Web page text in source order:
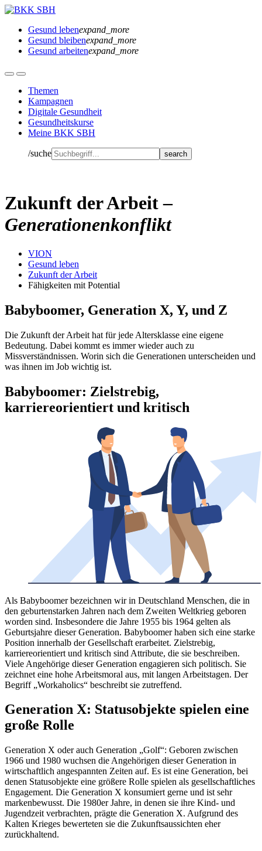
Gesund lebenexpand_more
Gesund bleibenexpand_more
Gesund arbeitenexpand_more
Themen
Kampagnen
Digitale Gesundheit
Gesundheitskurse
Meine BKK SBH
/suche
Zukunft der Arbeit –
Generationenkonflikt
VION
Gesund leben
Zukunft der Arbeit
Fähigkeiten mit Potential
Babyboomer, Generation X, Y, und Z
Die Zukunft der Arbeit hat für jede Altersklasse eine eigene
Bedeutung. Dabei kommt es immer wieder auch zu
Missverständnissen. Worin sich die Generationen unterscheiden und
was ihnen im Job wichtig ist.
Babyboomer: Zielstrebig,
karriereorientiert und kritisch
Als Babyboomer bezeichnen wir in Deutschland Menschen, die in
den geburtenstarken Jahren nach dem Zweiten Weltkrieg geboren
worden sind. Insbesondere die Jahre 1955 bis 1964 gelten als
Geburtsjahre dieser Generation. Babyboomer haben sich eine starke
Position innerhalb der Gesellschaft erarbeitet. Zielstrebig,
karriereorientiert und kritisch sind Attribute, die sie beschreiben.
Viele Angehörige dieser Generation engagieren sich politisch. Sie
zeichnet eine hohe Arbeitsmoral aus, mit langen Arbeitstagen. Der
Begriff „Workaholics“ beschreibt sie zutreffend.
Generation X: Statusobjekte spielen eine
große Rolle
Generation X oder auch Generation „Golf“: Geboren zwischen
1966 und 1980 wuchsen die Angehörigen dieser Generation in
wirtschaftlich angespannten Zeiten auf. Es ist eine Generation, bei
denen Statusobjekte eine größere Rolle spielen als gesellschaftliches
Engagement. Die Generation X konsumiert gerne und ist sehr
markenbewusst. Die 1980er Jahre, in denen sie ihre Kind- und
Jugendzeit verbrachten, prägte die Generation X. Aufgrund des
Kalten Krieges bewerteten sie die Zukunftsaussichten eher
zurückhaltend.